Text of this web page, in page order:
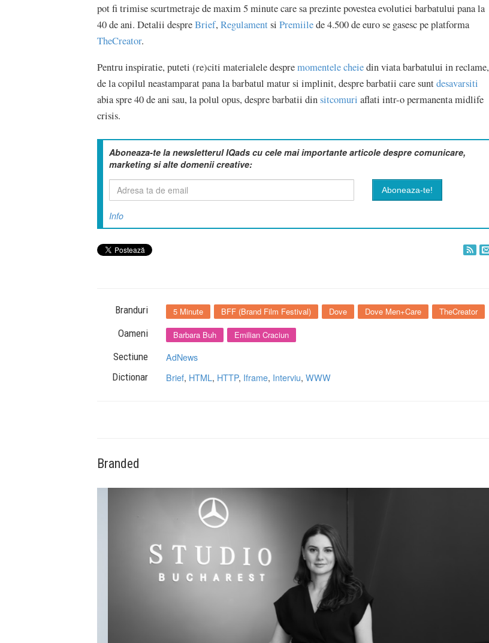
pot fi trimise scurtmetraje de maxim 5 minute care sa prezinte povestea evolutiei barbatului pana la
40 de ani. Detalii despreBrief, Regulamentsi Premiilede 4.500 de euro se gasesc pe platforma
TheCreator.
Pentru inspiratie, puteti (re)citi materialele despremomentele cheiedin viata barbatului in reclame,
de la copilul neastamparat pana la barbatul matur si implinit, despre barbatii care suntdesavarsiti
abia spre 40 de ani sau, la polul opus, despre barbatii dinsitcomuri aflati intr-o permanenta midlife
crisis.
Aboneaza-te la newsletterul IQads cu cele mai importante articole despre comunicare,
marketing si alte domenii creative:
Info
Branduri 5 Minute BFF (Brand Film Festival) Dove Dove Men+Care TheCreator
Oameni Barbara Buh Emilian Craciun
Sectiune AdNews
Dictionar Brief, HTML, HTTP, Iframe, Interviu, WWW
Branded